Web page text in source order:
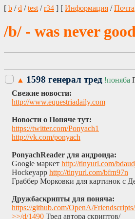
[ b /d /test /r34 ] [ Информация /Почта
/b/ - was never good
▲ 1598 генерал тред !поняба
Свежие новости:
http://www.equestriadaily.com​
Новости о Поняче тут:
https://twitter.com/Ponyach1
http://vk.com/ponyach
PonyachReader для андроида:
Google маркет http://tinyurl.com/
Hockeyapp http://tinyurl.com/bfrn97n
Граббер Морковки для картинок с
Дружбаскрипты для поняча:
https://github.com/OpenA/
>>/d/1490 Тред автора скриптов/